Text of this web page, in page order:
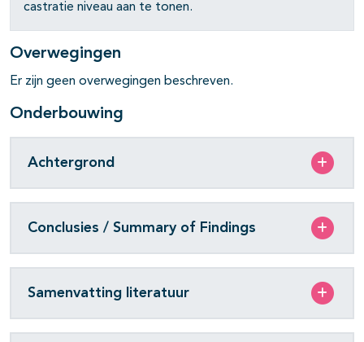
open- en dichtklappen
open- en dichtklappen
castratie niveau aan te tonen.
Overwegingen
Er zijn geen overwegingen beschreven.
Onderbouwing
Achtergrond
Conclusies / Summary of Findings
Samenvatting literatuur